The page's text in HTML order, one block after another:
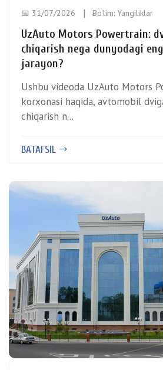
📅 31/07/2026 Bo'lim: Yangiliklar
UzAuto Motors Powertrain:
chiqarish nega dunyodagi
jarayon?
Ushbu videoda UzAuto Motors
korxonasi haqida, avtomobil
chiqarish n...
BATAFSIL